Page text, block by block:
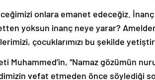
onlara emanet edeceğiz.
yoksun inanç neye yarar?
çocuklarımızı bu şekilde
Muhammed’in, “Namaz gözümün
vefat etmeden önce söylediği